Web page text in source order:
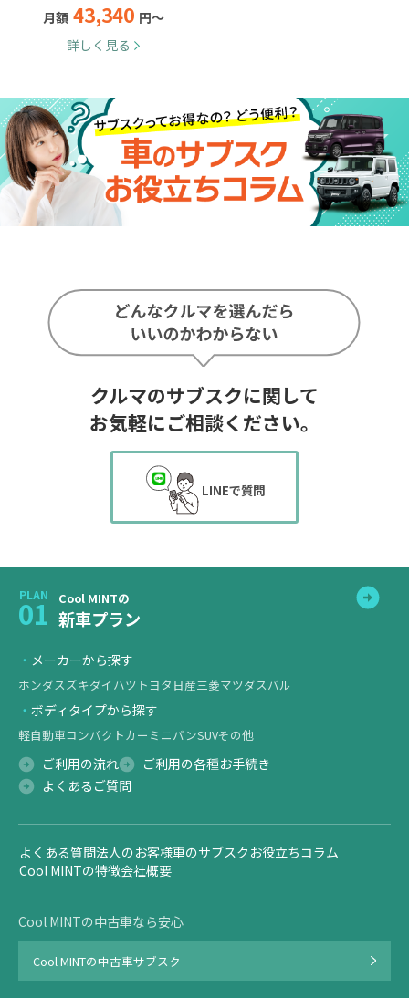
月額 43,340 円～
詳しく見る
クルマのサブスクに関して
お気軽にご相談ください。
LINEで質問
PLAN
01 Cool MINTの
新車プラン
メーカーから探す
ホンダスズキダイハツ トヨタ 日産三菱マツダスバル
ボディタイプから探す
軽自動車コンパクトカー ミニバンSUVその他
ご利用の流れ
ご利用の各種お手続き
よくあるご質問
よくある質問法人のお客様車のサブスクお役立ちコラム
Cool MINTの特徴会社概要
Cool MINTの中古車なら安心
Cool MINTの中古車サブスク